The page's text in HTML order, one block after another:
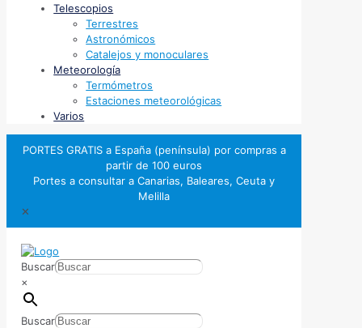
Telescopios
Terrestres
Astronómicos
Catalejos y monoculares
Meteorología
Termómetros
Estaciones meteorológicas
Varios
PORTES GRATIS a España (península) por compras a
partir de 100 euros
Portes a consultar a Canarias, Baleares, Ceuta y
Melilla
✕
Buscar
×
Buscar